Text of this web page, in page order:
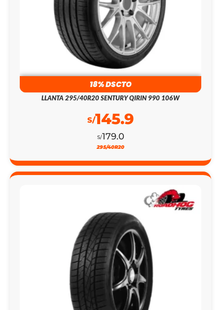
18% DSCTO
LLANTA 295/40R20 SENTURY QIRIN 990 106W
S/179.0
S/145.9
295/40R20